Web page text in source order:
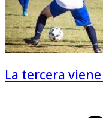
La tercera